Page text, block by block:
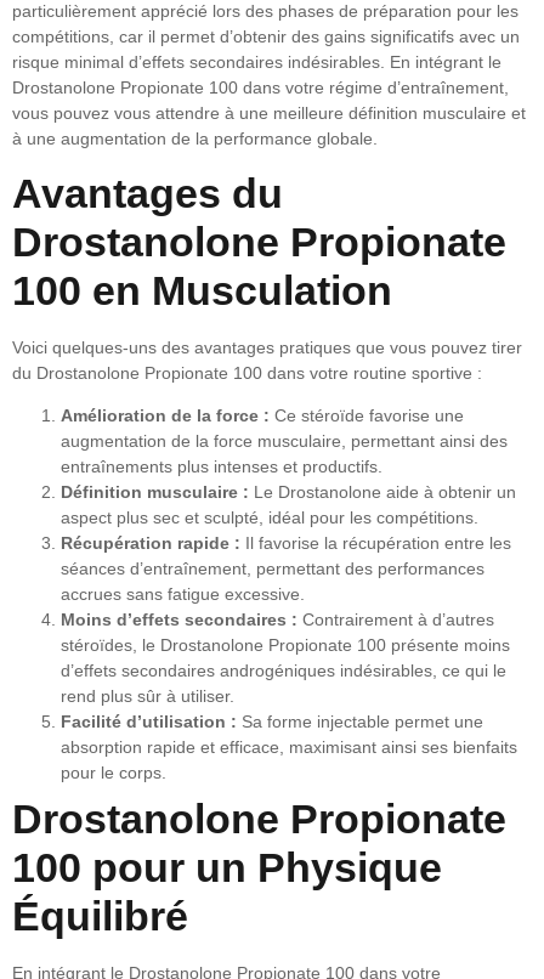
particulièrement apprécié lors des phases de préparation pour les
compétitions, car il permet d’obtenir des gains significatifs avec un
risque minimal d’effets secondaires indésirables. En intégrant le
Drostanolone Propionate 100 dans votre régime d’entraînement,
vous pouvez vous attendre à une meilleure définition musculaire et
à une augmentation de la performance globale.
Avantages du
Drostanolone Propionate
100 en Musculation
Voici quelques-uns des avantages pratiques que vous pouvez tirer
du Drostanolone Propionate 100 dans votre routine sportive :
Amélioration de la force : Ce stéroïde favorise une
augmentation de la force musculaire, permettant ainsi des
entraînements plus intenses et productifs.
Définition musculaire : Le Drostanolone aide à obtenir un
aspect plus sec et sculpté, idéal pour les compétitions.
Récupération rapide : Il favorise la récupération entre les
séances d’entraînement, permettant des performances
accrues sans fatigue excessive.
Moins d’effets secondaires : Contrairement à d’autres
stéroïdes, le Drostanolone Propionate 100 présente moins
d’effets secondaires androgéniques indésirables, ce qui le
rend plus sûr à utiliser.
Facilité d’utilisation : Sa forme injectable permet une
absorption rapide et efficace, maximisant ainsi ses bienfaits
pour le corps.
Drostanolone Propionate
100 pour un Physique
Équilibré
En intégrant le Drostanolone Propionate 100 dans votre